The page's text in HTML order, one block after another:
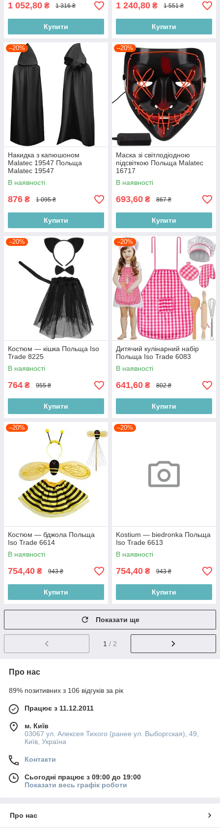
1 052,80 ₴ 1 316 ₴
Купити
1 240,80 ₴ 1 551 ₴
Купити
–20%
Накидка з капюшоном
Malatec 19547 Польща
Malatec 19547
В наявності
876 ₴ 1 095 ₴
Купити
–20%
Маска зі світлодіодною
підсвіткою Польща Malatec
16717
В наявності
693,60 ₴ 867 ₴
Купити
–20%
Костюм — кішка Польща Iso
Trade 8225
В наявності
764 ₴ 955 ₴
Купити
–20%
Дитячий кулінарний набір
Польща Iso Trade 6083
В наявності
641,60 ₴ 802 ₴
Купити
–20%
Костюм — бджола Польща
Iso Trade 6614
В наявності
754,40 ₴ 943 ₴
Купити
–20%
Kostium — biedronka Польща
Iso Trade 6613
В наявності
754,40 ₴ 943 ₴
Купити
Показати ще
1 / 2
Про нас
89% позитивних з 106 відгуків за рік
Працює з 11.12.2011
м. Київ
03067 ул. Алексея Тихого (ранее ул. Выборгская), 49,
Київ, Україна
Контакти
Сьогодні працює з 09:00 до 19:00
Показати весь графік роботи
Про нас